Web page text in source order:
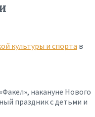
культуры и спорта в
накануне Нового
праздник с детьми и